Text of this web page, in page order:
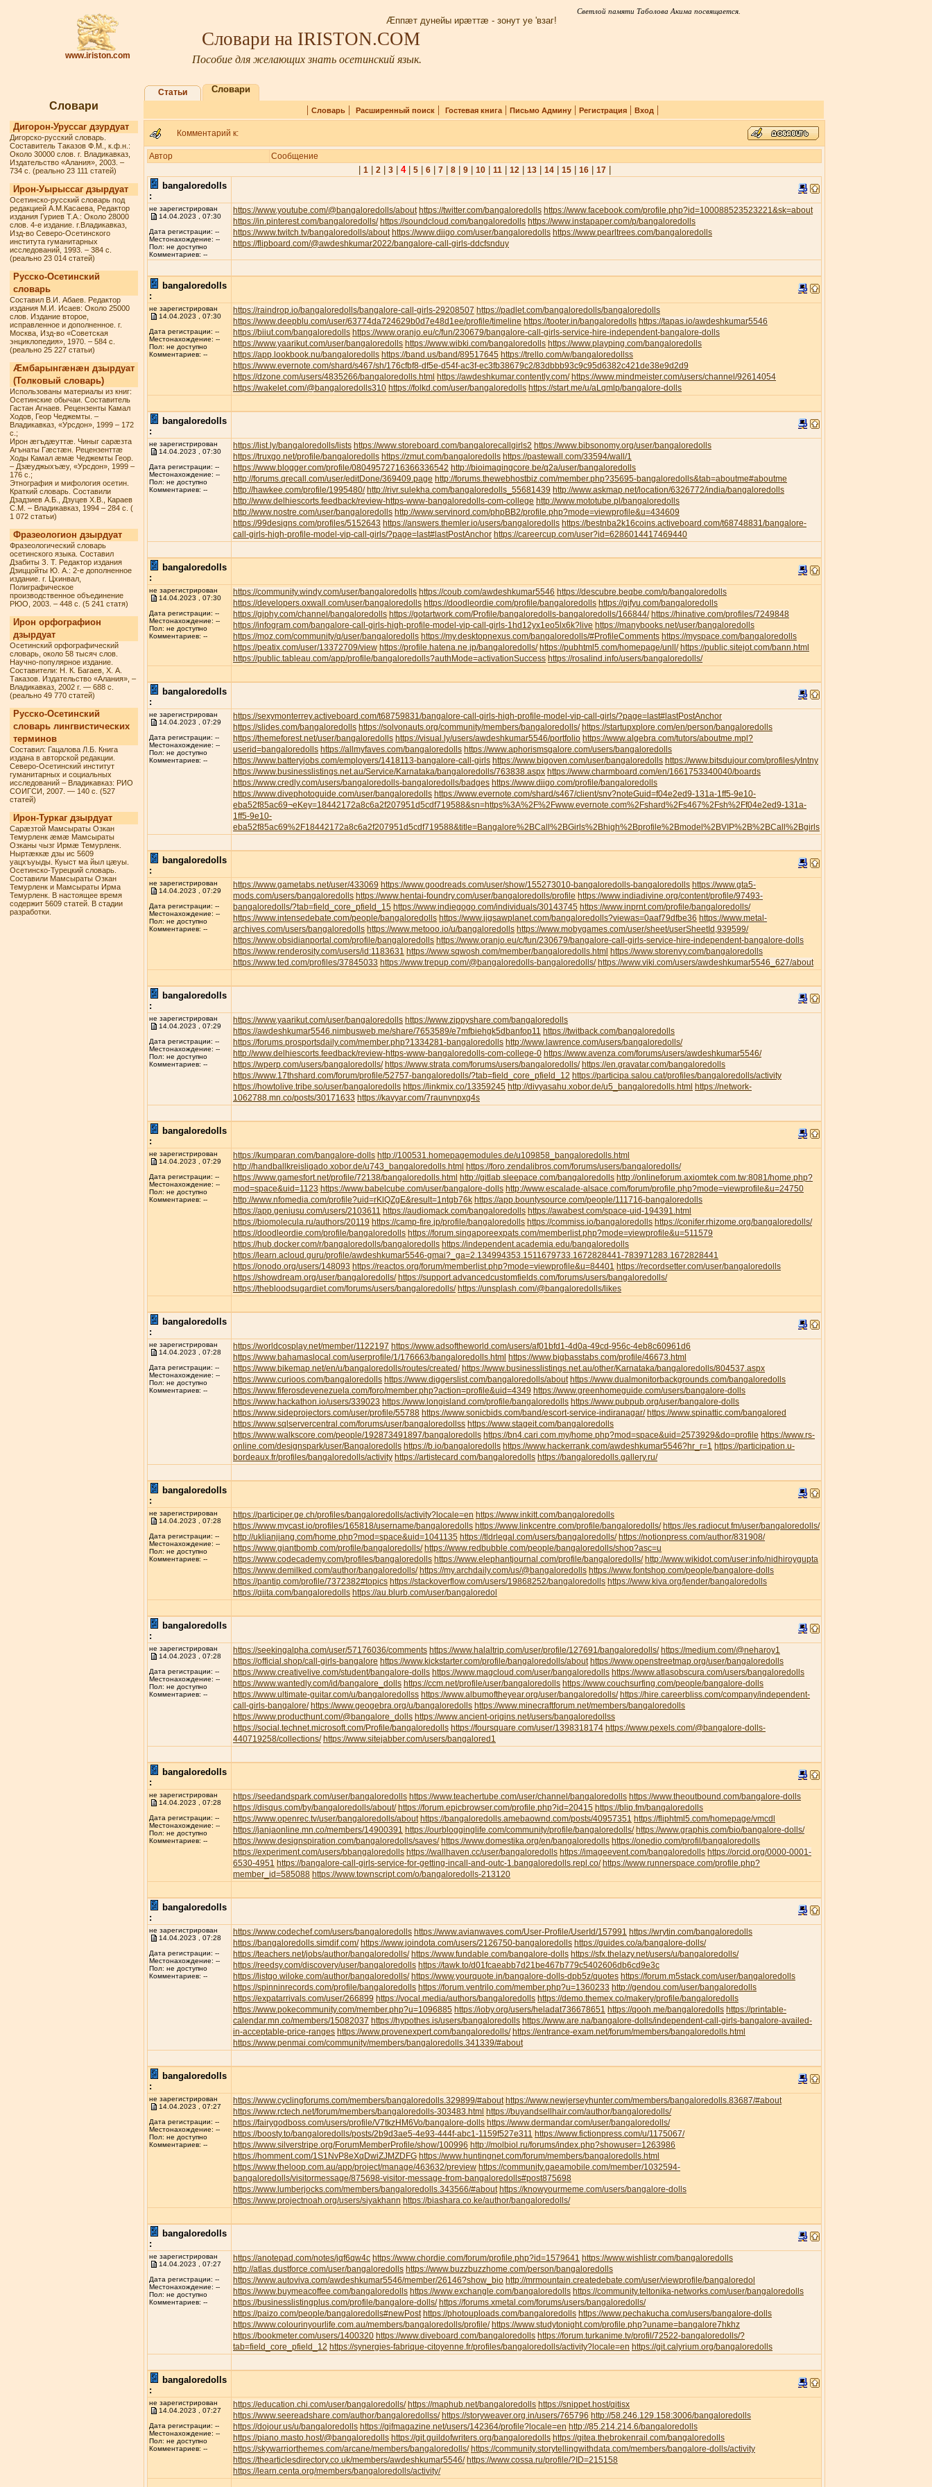
www.iriston.com
Светлой памяти Таболова Акима посвящается.
Æппæт дунейы ирæттæ - зонут уе 'взаг!
Словари на IRISTON.COM
Пособие для желающих знать осетинский язык.
Словари
Дигорон-Уруссаг дзурдуат
Дигорско-русский словарь.
Составитель Таказов Ф.М., к.ф.н.:
Около 30000 слов. г. Владикавказ,
Издательство «Алания», 2003. –
734 с. (реально 23 111 статей)
Ирон-Уырыссаг дзырдуат
Осетинско-русский словарь под
редакцией А.М.Касаева, Редактор
издания Гуриев Т.А.: Около 28000
слов. 4-е издание. г.Владикавказ,
Изд-во Северо-Осетинского
института гуманитарных
исследований, 1993. – 384 с.
(реально 23 014 статей)
Русско-Осетинский
словарь
Составил В.И. Абаев. Редактор
издания М.И. Исаев: Около 25000
слов. Издание второе,
исправленное и дополненное. г.
Москва, Изд-во «Советская
энциклопедия», 1970. – 584 с.
(реально 25 227 статьи)
Æмбарынгæнæн дзырдуат
(Толковый словарь)
Использованы материалы из книг:
Осетинские обычаи. Составитель
Гастан Агнаев. Рецензенты Камал
Ходов, Геор Чеджемты. –
Владикавказ, «Урсдон», 1999 – 172
с.;
Ирон æгъдæуттæ. Чиныг сарæзта
Агънаты Гæстæн. Рецензенттæ
Ходы Камал æмæ Чеджемты Геор.
– Дзæуджыхъæу, «Урсдон», 1999 –
176 с.;
Этнография и мифология осетин.
Краткий словарь. Составили
Дзадзиев А.Б., Дзуцев Х.В., Караев
С.М. – Владикавказ, 1994 – 284 с. (
1 072 статьи)
Фразеологион дзырдуат
Фразеологический словарь
осетинского языка. Составил
Дзабиты З. Т. Редактор издания
Дзиццойты Ю. А.: 2-е дополненное
издание. г. Цхинвал,
Полиграфическое
производственное объединение
РЮО, 2003. – 448 с. (5 241 статя)
Ирон орфографион
дзырдуат
Осетинский орфографический
словарь, около 58 тысяч слов.
Научно-популярное издание.
Составители: Н. К. Багаев, Х. А.
Таказов. Издательство «Алания», –
Владикавказ, 2002 г. — 688 с.
(реально 49 770 статей)
Русско-Осетинский
словарь лингвистических
терминов
Составил: Гацалова Л.Б. Книга
издана в авторской редакции.
Северо-Осетинский институт
гуманитарных и социальных
исследований – Владикавказ: РИО
СОИГСИ, 2007. — 140 с. (527
статей)
Ирон-Туркаг дзырдуат
Сарæзтой Мамсыраты Озкан
Темурленк æмæ Мамсыраты
Озканы чызг Ирмæ Темурленк.
Ныртæккæ дзы ис 5609
уацхъуыды. Куыст ма йыл цæуы.
Осетинско-Турецкий словарь.
Составили Мамсыраты Озкан
Темурленк и Мамсыраты Ирма
Темурленк. В настоящее время
содержит 5609 статей. В стадии
разработки.
Статьи Словари
| Словарь| Расширенный поиск| Гостевая книга| Письмо Админу| Регистрация| Вход |
Комментарий к:
Автор Сообщение
1| 2| 3| 4| 5| 6| 7| 8| 9| 10| 11| 12| 13| 14| 15| 16| 17|
bangaloredolls
:
не зарегистрирован
14.04.2023 , 07:30
Дата регистрации: --
Местонахождение: --
Пол: не доступно
Комментариев: --
https://www.youtube.com/@bangaloredolls/about https://twitter.com/bangaloredolls https://www.facebook.com/profile.php?id=100088523523221&sk=about
https://in.pinterest.com/bangaloredolls/ https://soundcloud.com/bangaloredolls https://www.instapaper.com/p/bangaloredolls
https://www.twitch.tv/bangaloredolls/about https://www.diigo.com/user/bangaloredolls https://www.pearltrees.com/bangaloredolls
https://flipboard.com/@awdeshkumar2022/bangalore-call-girls-ddcfsnduy
bangaloredolls
:
не зарегистрирован
14.04.2023 , 07:30
Дата регистрации: --
Местонахождение: --
Пол: не доступно
Комментариев: --
https://raindrop.io/bangaloredolls/bangalore-call-girls-29208507 https://padlet.com/bangaloredolls/bangaloredolls
https://www.deepblu.com/user/63774da724629b0d7e48d1ee/profile/timeline https://tooter.in/bangaloredolls https://tapas.io/awdeshkumar5546
https://biiut.com/bangaloredolls https://www.oranjo.eu/c/fun/230679/bangalore-call-girls-service-hire-independent-bangalore-dolls
https://www.yaarikut.com/user/bangaloredolls https://www.wibki.com/bangaloredolls https://www.playping.com/bangaloredolls
https://app.lookbook.nu/bangaloredolls https://band.us/band/89517645 https://trello.com/w/bangaloredollss
https://www.evernote.com/shard/s467/sh/176cfbf8-df5e-d54f-ac3f-ec3fb38679c2/83dbbb93c9c95d6382c421de38e9d2d9
https://dzone.com/users/4835266/bangaloredolls.html https://awdeshkumar.contently.com/ https://www.mindmeister.com/users/channel/92614054
https://wakelet.com/@bangaloredolls310 https://folkd.com/user/bangaloredolls https://start.me/u/aLqmlp/bangalore-dolls
bangaloredolls
:
не зарегистрирован
14.04.2023 , 07:30
Дата регистрации: --
Местонахождение: --
Пол: не доступно
Комментариев: --
https://list.ly/bangaloredolls/lists https://www.storeboard.com/bangalorecallgirls2 https://www.bibsonomy.org/user/bangaloredolls
https://truxgo.net/profile/bangaloredolls https://zmut.com/bangaloredolls https://pastewall.com/33594/wall/1
https://www.blogger.com/profile/08049572716366336542 http://bioimagingcore.be/q2a/user/bangaloredolls
http://forums.qrecall.com/user/editDone/369409.page http://forums.thewebhostbiz.com/member.php?35695-bangaloredolls&tab=aboutme#aboutme
http://hawkee.com/profile/1995480/ http://rivr.sulekha.com/bangaloredolls_55681439 http://www.askmap.net/location/6326772/india/bangaloredolls
http://www.delhiescorts.feedback/review-https-www-bangaloredolls-com-college http://www.mototube.pl/bangaloredolls
http://www.nostre.com/user/bangaloredolls http://www.servinord.com/phpBB2/profile.php?mode=viewprofile&u=434609
https://99designs.com/profiles/5152643 https://answers.themler.io/users/bangaloredolls https://bestnba2k16coins.activeboard.com/t68748831/bangalore-
call-girls-high-profile-model-vip-call-girls/?page=last#lastPostAnchor https://careercup.com/user?id=6286014417469440
bangaloredolls
:
не зарегистрирован
14.04.2023 , 07:30
Дата регистрации: --
Местонахождение: --
Пол: не доступно
Комментариев: --
https://community.windy.com/user/bangaloredolls https://coub.com/awdeshkumar5546 https://descubre.beqbe.com/p/bangaloredolls
https://developers.oxwall.com/user/bangaloredolls https://doodleordie.com/profile/bangaloredolls https://gifyu.com/bangaloredolls
https://giphy.com/channel/bangaloredolls https://gotartwork.com/Profile/bangaloredolls-bangaloredolls/166844/ https://hinative.com/profiles/7249848
https://infogram.com/bangalore-call-girls-high-profile-model-vip-call-girls-1hd12yx1eo5lx6k?live https://manybooks.net/user/bangaloredolls
https://moz.com/community/q/user/bangaloredolls https://my.desktopnexus.com/bangaloredolls/#ProfileComments https://myspace.com/bangaloredolls
https://peatix.com/user/13372709/view https://profile.hatena.ne.jp/bangaloredolls/ https://pubhtml5.com/homepage/unll/ https://public.sitejot.com/bann.html
https://public.tableau.com/app/profile/bangaloredolls?authMode=activationSuccess https://rosalind.info/users/bangaloredolls/
bangaloredolls
:
не зарегистрирован
14.04.2023 , 07:29
Дата регистрации: --
Местонахождение: --
Пол: не доступно
Комментариев: --
https://sexymonterrey.activeboard.com/t68759831/bangalore-call-girls-high-profile-model-vip-call-girls/?page=last#lastPostAnchor
https://slides.com/bangaloredolls https://solvonauts.org/community/members/bangaloredolls/ https://startupxplore.com/en/person/bangaloredolls
https://themeforest.net/user/bangaloredolls https://visual.ly/users/awdeshkumar5546/portfolio https://www.algebra.com/tutors/aboutme.mpl?
userid=bangaloredolls https://allmyfaves.com/bangaloredolls https://www.aphorismsgalore.com/users/bangaloredolls
https://www.batteryjobs.com/employers/1418113-bangalore-call-girls https://www.bigoven.com/user/bangaloredolls https://www.bitsdujour.com/profiles/yIntny
https://www.businesslistings.net.au/Service/Karnataka/bangaloredolls/763838.aspx https://www.charmboard.com/en/1661753340040/boards
https://www.credly.com/users/bangaloredolls-bangaloredolls/badges https://www.diigo.com/profile/bangaloredolls
https://www.divephotoguide.com/user/bangaloredolls https://www.evernote.com/shard/s467/client/snv?noteGuid=f04e2ed9-131a-1ff5-9e10-
eba52f85ac69¬eKey=18442172a8c6a2f207951d5cdf719588&sn=https%3A%2F%2Fwww.evernote.com%2Fshard%2Fs467%2Fsh%2Ff04e2ed9-131a-
1ff5-9e10-
eba52f85ac69%2F18442172a8c6a2f207951d5cdf719588&title=Bangalore%2BCall%2BGirls%2Bhigh%2Bprofile%2Bmodel%2BVIP%2B%2BCall%2Bgirls
bangaloredolls
:
не зарегистрирован
14.04.2023 , 07:29
Дата регистрации: --
Местонахождение: --
Пол: не доступно
Комментариев: --
https://www.gametabs.net/user/433069 https://www.goodreads.com/user/show/155273010-bangaloredolls-bangaloredolls https://www.gta5-
mods.com/users/bangaloredolls https://www.hentai-foundry.com/user/bangaloredolls/profile https://www.indiadivine.org/content/profile/97493-
bangaloredolls/?tab=field_core_pfield_15 https://www.indiegogo.com/individuals/30143745 https://www.inprnt.com/profile/bangaloredolls/
https://www.intensedebate.com/people/bangaloredolls https://www.jigsawplanet.com/bangaloredolls?viewas=0aaf79dfbe36 https://www.metal-
archives.com/users/bangaloredolls https://www.metooo.io/u/bangaloredolls https://www.mobygames.com/user/sheet/userSheetId,939599/
https://www.obsidianportal.com/profile/bangaloredolls https://www.oranjo.eu/c/fun/230679/bangalore-call-girls-service-hire-independent-bangalore-dolls
https://www.renderosity.com/users/id:1183631 https://www.sqwosh.com/member/bangaloredolls.html https://www.storenvy.com/bangaloredolls
https://www.ted.com/profiles/37845033 https://www.trepup.com/@bangaloredolls-bangaloredolls/ https://www.viki.com/users/awdeshkumar5546_627/about
bangaloredolls
:
не зарегистрирован
14.04.2023 , 07:29
Дата регистрации: --
Местонахождение: --
Пол: не доступно
Комментариев: --
https://www.yaarikut.com/user/bangaloredolls https://www.zippyshare.com/bangaloredolls
https://awdeshkumar5546.nimbusweb.me/share/7653589/e7mfbiehgk5dbanfop11 https://twitback.com/bangaloredolls
https://forums.prosportsdaily.com/member.php?1334281-bangaloredolls http://www.lawrence.com/users/bangaloredolls/
http://www.delhiescorts.feedback/review-https-www-bangaloredolls-com-college-0 https://www.avenza.com/forums/users/awdeshkumar5546/
https://wperp.com/users/bangaloredolls/ https://www.strata.com/forums/users/bangaloredolls/ https://en.gravatar.com/bangaloredolls
https://www.17thshard.com/forum/profile/52757-bangaloredolls/?tab=field_core_pfield_12 https://participa.salou.cat/profiles/bangaloredolls/activity
https://howtolive.tribe.so/user/bangaloredolls https://linkmix.co/13359245 http://divyasahu.xobor.de/u5_bangaloredolls.html https://network-
1062788.mn.co/posts/30171633 https://kavyar.com/7raunvnpxg4s
bangaloredolls
:
не зарегистрирован
14.04.2023 , 07:29
Дата регистрации: --
Местонахождение: --
Пол: не доступно
Комментариев: --
https://kumparan.com/bangalore-dolls http://100531.homepagemodules.de/u109858_bangaloredolls.html
http://handballkreisligado.xobor.de/u743_bangaloredolls.html https://foro.zendalibros.com/forums/users/bangaloredolls/
https://www.gamesfort.net/profile/72138/bangaloredolls.html http://gitlab.sleepace.com/bangaloredolls http://onlineforum.axiomtek.com.tw:8081/home.php?
mod=space&uid=1123 https://www.babelcube.com/user/bangalore-dolls http://www.escalade-alsace.com/forum/profile.php?mode=viewprofile&u=24750
http://www.nfomedia.com/profile?uid=rKlQZgE&result=1ntgb76k https://app.bountysource.com/people/111716-bangaloredolls
https://app.geniusu.com/users/2103611 https://audiomack.com/bangaloredolls https://awabest.com/space-uid-194391.html
https://biomolecula.ru/authors/20119 https://camp-fire.jp/profile/bangaloredolls https://commiss.io/bangaloredolls https://conifer.rhizome.org/bangaloredolls/
https://doodleordie.com/profile/bangaloredolls https://forum.singaporeexpats.com/memberlist.php?mode=viewprofile&u=511579
https://hub.docker.com/r/bangaloredolls/bangaloredolls https://independent.academia.edu/bangaloredolls
https://learn.acloud.guru/profile/awdeshkumar5546-gmai?_ga=2.134994353.1511679733.1672828441-783971283.1672828441
https://onodo.org/users/148093 https://reactos.org/forum/memberlist.php?mode=viewprofile&u=84401 https://recordsetter.com/user/bangaloredolls
https://showdream.org/user/bangaloredolls/ https://support.advancedcustomfields.com/forums/users/bangaloredolls/
https://thebloodsugardiet.com/forums/users/bangaloredolls/ https://unsplash.com/@bangaloredolls/likes
bangaloredolls
:
не зарегистрирован
14.04.2023 , 07:28
Дата регистрации: --
Местонахождение: --
Пол: не доступно
Комментариев: --
https://worldcosplay.net/member/1122197 https://www.adsoftheworld.com/users/af01bfd1-4d0a-49cd-956c-4eb8c60961d6
https://www.bahamaslocal.com/userprofile/1/176663/bangaloredolls.html https://www.bigbasstabs.com/profile/46673.html
https://www.bikemap.net/en/u/bangaloredolls/routes/created/ https://www.businesslistings.net.au/other/Karnataka/bangaloredolls/804537.aspx
https://www.curioos.com/bangaloredolls https://www.diggerslist.com/bangaloredolls/about https://www.dualmonitorbackgrounds.com/bangaloredolls
https://www.fiferosdevenezuela.com/foro/member.php?action=profile&uid=4349 https://www.greenhomeguide.com/users/bangalore-dolls
https://www.hackathon.io/users/339023 https://www.longisland.com/profile/bangaloredolls https://www.pubpub.org/user/bangalore-dolls
https://www.sideprojectors.com/user/profile/55788 https://www.sonicbids.com/band/escort-service-indiranagar/ https://www.spinattic.com/bangalored
https://www.sqlservercentral.com/forums/user/bangaloredollss https://www.stageit.com/bangaloredolls
https://www.walkscore.com/people/192873491897/bangaloredolls https://bn4.cari.com.my/home.php?mod=space&uid=2573929&do=profile https://www.rs-
online.com/designspark/user/Bangaloredolls https://b.io/bangaloredolls https://www.hackerrank.com/awdeshkumar5546?hr_r=1 https://participation.u-
bordeaux.fr/profiles/bangaloredolls/activity https://artistecard.com/bangaloredolls https://bangaloredolls.gallery.ru/
bangaloredolls
:
не зарегистрирован
14.04.2023 , 07:28
Дата регистрации: --
Местонахождение: --
Пол: не доступно
Комментариев: --
https://participer.ge.ch/profiles/bangaloredolls/activity?locale=en https://www.inkitt.com/bangaloredolls
https://www.mycast.io/profiles/165818/username/bangaloredolls https://www.linkcentre.com/profile/bangaloredolls/ https://es.radiocut.fm/user/bangaloredolls/
http://uklianjiang.com/home.php?mod=space&uid=1041135 https://tldrlegal.com/users/bangaloredolls/ https://notionpress.com/author/831908/
https://www.giantbomb.com/profile/bangaloredolls/ https://www.redbubble.com/people/bangaloredolls/shop?asc=u
https://www.codecademy.com/profiles/bangaloredolls https://www.elephantjournal.com/profile/bangaloredolls/ http://www.wikidot.com/user:info/nidhiroygupta
https://www.demilked.com/author/bangaloredolls/ https://my.archdaily.com/us/@bangaloredolls https://www.fontshop.com/people/bangalore-dolls
https://pantip.com/profile/7372382#topics https://stackoverflow.com/users/19868252/bangaloredolls https://www.kiva.org/lender/bangaloredolls
https://qiita.com/bangaloredolls https://au.blurb.com/user/bangaloredol
bangaloredolls
:
не зарегистрирован
14.04.2023 , 07:28
Дата регистрации: --
Местонахождение: --
Пол: не доступно
Комментариев: --
https://seekingalpha.com/user/57176036/comments https://www.halaltrip.com/user/profile/127691/bangaloredolls/ https://medium.com/@neharoy1
https://official.shop/call-girls-bangalore https://www.kickstarter.com/profile/bangaloredolls/about https://www.openstreetmap.org/user/bangaloredolls
https://www.creativelive.com/student/bangalore-dolls https://www.magcloud.com/user/bangaloredolls https://www.atlasobscura.com/users/bangaloredolls
https://www.wantedly.com/id/bangalore_dolls https://ccm.net/profile/user/bangaloredolls https://www.couchsurfing.com/people/bangalore-dolls
https://www.ultimate-guitar.com/u/bangaloredollss https://www.albumoftheyear.org/user/bangaloredolls/ https://hire.careerbliss.com/company/independent-
call-girls-bangalore/ https://www.geogebra.org/u/bangaloredolls https://www.minecraftforum.net/members/bangaloredolls
https://www.producthunt.com/@bangalore_dolls https://www.ancient-origins.net/users/bangaloredollss
https://social.technet.microsoft.com/Profile/bangaloredolls https://foursquare.com/user/1398318174 https://www.pexels.com/@bangalore-dolls-
440719258/collections/ https://www.sitejabber.com/users/bangalored1
bangaloredolls
:
не зарегистрирован
14.04.2023 , 07:28
Дата регистрации: --
Местонахождение: --
Пол: не доступно
Комментариев: --
https://seedandspark.com/user/bangaloredolls https://www.teachertube.com/user/channel/bangaloredolls https://www.theoutbound.com/bangalore-dolls
https://disqus.com/by/bangaloredolls/about/ https://forum.epicbrowser.com/profile.php?id=20415 https://blip.fm/bangaloredolls
https://www.openrec.tv/user/bangaloredolls/about https://bangaloredolls.amebaownd.com/posts/40957351 https://fliphtml5.com/homepage/vmcdl
https://janjaonline.mn.co/members/14900391 https://ourblogginglife.com/community/profile/bangaloredolls/ https://www.graphis.com/bio/bangalore-dolls/
https://www.designspiration.com/bangaloredolls/saves/ https://www.domestika.org/en/bangaloredolls https://onedio.com/profil/bangaloredolls
https://experiment.com/users/bbangaloredolls https://wallhaven.cc/user/bangaloredolls https://imageevent.com/bangaloredolls https://orcid.org/0000-0001-
6530-4951 https://bangalore-call-girls-service-for-getting-incall-and-outc-1.bangaloredolls.repl.co/ https://www.runnerspace.com/profile.php?
member_id=585088 https://www.townscript.com/o/bangaloredolls-213120
bangaloredolls
:
не зарегистрирован
14.04.2023 , 07:28
Дата регистрации: --
Местонахождение: --
Пол: не доступно
Комментариев: --
https://www.codechef.com/users/bangaloredolls https://www.avianwaves.com/User-Profile/UserId/157991 https://wrytin.com/bangaloredolls
https://bangaloredolls.simdif.com/ https://www.joindota.com/users/2126750-bangaloredolls https://guides.co/a/bangalore-dolls/
https://teachers.net/jobs/author/bangaloredolls/ https://www.fundable.com/bangalore-dolls https://sfx.thelazy.net/users/u/bangaloredolls/
https://reedsy.com/discovery/user/bangaloredolls https://tawk.to/d01fcaeabb7d21be467b779c5402606db6cd9e3c
https://listgo.wiloke.com/author/bangaloredolls/ https://www.yourquote.in/bangalore-dolls-dpb5z/quotes https://forum.m5stack.com/user/bangaloredolls
https://spinninrecords.com/profile/bangaloredolls https://forum.ventrilo.com/member.php?u=1360233 http://gendou.com/user/bangaloredolls
https://expatarrivals.com/user/266899 https://vocal.media/authors/bangaloredolls https://demo.themex.co/makery/profile/bangaloredolls
https://www.pokecommunity.com/member.php?u=1096885 https://ioby.org/users/heladat736678651 https://qooh.me/bangaloredolls https://printable-
calendar.mn.co/members/15082037 https://hypothes.is/users/bangaloredolls https://www.are.na/bangalore-dolls/independent-call-girls-bangalore-availed-
in-acceptable-price-ranges https://www.provenexpert.com/bangaloredolls/ https://entrance-exam.net/forum/members/bangaloredolls.html
https://www.penmai.com/community/members/bangaloredolls.341339/#about
bangaloredolls
:
не зарегистрирован
14.04.2023 , 07:27
Дата регистрации: --
Местонахождение: --
Пол: не доступно
Комментариев: --
https://www.cyclingforums.com/members/bangaloredolls.329899/#about https://www.newjerseyhunter.com/members/bangaloredolls.83687/#about
https://www.rctech.net/forum/members/bangaloredolls-303483.html https://buyandsellhair.com/author/bangaloredolls/
https://fairygodboss.com/users/profile/V7tkzHM6Vo/bangalore-dolls https://www.dermandar.com/user/bangaloredolls/
https://boosty.to/bangaloredolls/posts/2b9d3ae5-4e93-444f-abc1-1159f527e311 https://www.fictionpress.com/u/1175067/
https://www.silverstripe.org/ForumMemberProfile/show/100996 http://molbiol.ru/forums/index.php?showuser=1263986
https://homment.com/1S1NvP8eXqDwiZJMZDFG https://www.huntingnet.com/forum/members/bangaloredolls.html
https://www.theloop.com.au/app/project/manage/463632/preview https://community.gaeamobile.com/member/1032594-
bangaloredolls/visitormessage/875698-visitor-message-from-bangaloredolls#post875698
https://www.lumberjocks.com/members/bangaloredolls.343566/#about https://knowyourmeme.com/users/bangalore-dolls
https://www.projectnoah.org/users/siyakhann https://biashara.co.ke/author/bangaloredolls/
bangaloredolls
:
не зарегистрирован
14.04.2023 , 07:27
Дата регистрации: --
Местонахождение: --
Пол: не доступно
Комментариев: --
https://anotepad.com/notes/jqf6qw4c https://www.chordie.com/forum/profile.php?id=1579641 https://www.wishlistr.com/bangaloredolls
http://atlas.dustforce.com/user/bangaloredolls https://www.buzzbuzzhome.com/person/bangaloredolls
https://www.autoviva.com/awdeshkumar5546/member/26146?show_bio http://mrmountain.createdebate.com/user/viewprofile/bangaloredol
https://www.buymeacoffee.com/bangaloredolls https://www.exchangle.com/bangaloredolls https://community.teltonika-networks.com/user/bangaloredolls
https://businesslistingplus.com/profile/bangalore-dolls/ https://forums.xmetal.com/forums/users/bangaloredolls/
https://paizo.com/people/bangaloredolls#newPost https://photouploads.com/bangaloredolls https://www.pechakucha.com/users/bangalore-dolls
https://www.colourinyourlife.com.au/members/bangaloredolls/profile/ https://www.studytonight.com/profile.php?uname=bangalore7hkhz
https://bookmeter.com/users/1400320 https://www.diveboard.com/bangaloredolls https://forum.turkanime.tv/profil/72522-bangaloredolls/?
tab=field_core_pfield_12 https://synergies-fabrique-citoyenne.fr/profiles/bangaloredolls/activity?locale=en https://git.calyrium.org/bangaloredolls
bangaloredolls
:
не зарегистрирован
14.04.2023 , 07:27
Дата регистрации: --
Местонахождение: --
Пол: не доступно
Комментариев: --
https://education.chi.com/user/bangaloredolls/ https://maphub.net/bangaloredolls https://snippet.host/qitisx
https://www.seereadshare.com/author/bangaloredollss/ https://storyweaver.org.in/users/765796 http://58.246.129.158:3006/bangaloredolls
https://dojour.us/u/bangaloredolls https://gifmagazine.net/users/142364/profile?locale=en http://85.214.214.6/bangaloredolls
https://piano.masto.host/@bangaloredolls https://git.guildofwriters.org/bangaloredolls https://gitea.thebrokenrail.com/bangaloredolls
https://skywarriorthemes.com/arcane/members/bangaloredolls/ https://community.storytellingwithdata.com/members/bangalore-dolls/activity
https://thearticlesdirectory.co.uk/members/awdeshkumar5546/ https://www.cossa.ru/profile/?ID=215158
https://learn.centa.org/members/bangaloredolls/activity/